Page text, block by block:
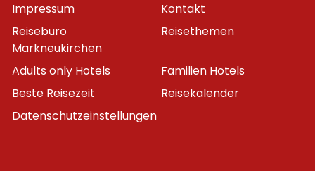
Impressum
Kontakt
Reisebüro
Markneukirchen
Reisethemen
Adults only Hotels
Familien Hotels
Beste Reisezeit
Reisekalender
Datenschutzeinstellungen